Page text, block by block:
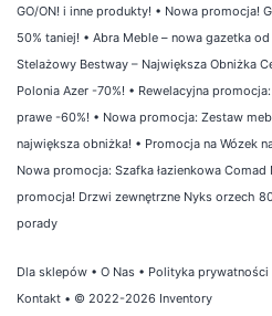
GO/ON! i inne produkty! • Nowa promocja!
50% taniej! • Abra Meble – nowa gazetka od
Stelażowy Bestway – Największa Obniżka
Polonia Azer -70%! • Rewelacyjna
prawe -60%! • Nowa promocja: Zestaw
największa obniżka! • Promocja na Wózek
Nowa promocja: Szafka łazienkowa Comad
promocja! Drzwi zewnętrzne Nyks orzech
porady
Dla sklepów • O Nas • Polityka prywatności
Kontakt • © 2022-2026 Inventory